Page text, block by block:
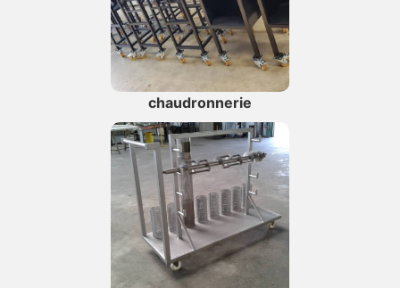
chaudronnerie